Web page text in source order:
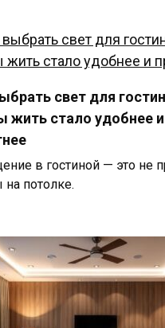
свет для
жить стало удобнее и
в гостиной — это не
потолке.